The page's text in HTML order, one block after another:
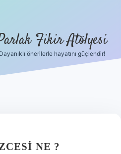
Fikir Atölyesi
Dayanıklı önerilerle hayatını güçlendir!
NE ?